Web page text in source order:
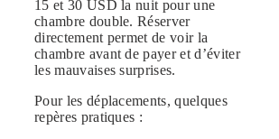
15 et 30 USD la nuit pour une
chambre double. Réserver
directement permet de voir la
chambre avant de payer et d’éviter
les mauvaises surprises.
Pour les déplacements, quelques
repères pratiques :